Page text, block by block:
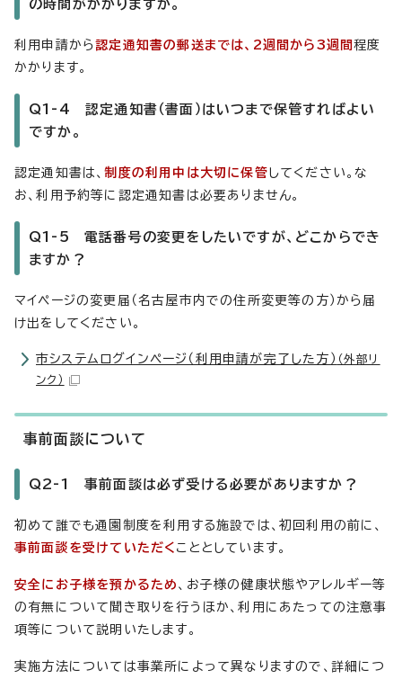
の時間がかかりますか。
利用申請から認定通知書の郵送までは、2週間から3週間程度
かかります。
Q1-4 認定通知書（書面）はいつまで保管すればよい
ですか。
認定通知書は、制度の利用中は大切に保管してください。な
お、利用予約等に認定通知書は必要ありません。
Q1-5 電話番号の変更をしたいですが、どこからでき
ますか？
マイページの変更届（名古屋市内での住所変更等の方）から届
け出をしてください。
市システムログインページ（利用申請が完了した方） （外部リ
ンク）
事前面談について
Q2-1 事前面談は必ず受ける必要がありますか？
初めて誰でも通園制度を利用する施設では、初回利用の前に、
事前面談を受けていただく こととしています。
安全にお子様を預かるため 、お子様の健康状態やアレルギー等
の有無について聞き取りを行うほか、利用にあたっての注意事
項等について説明いたします。
実施方法については事業所によって異なりますので、詳細につ